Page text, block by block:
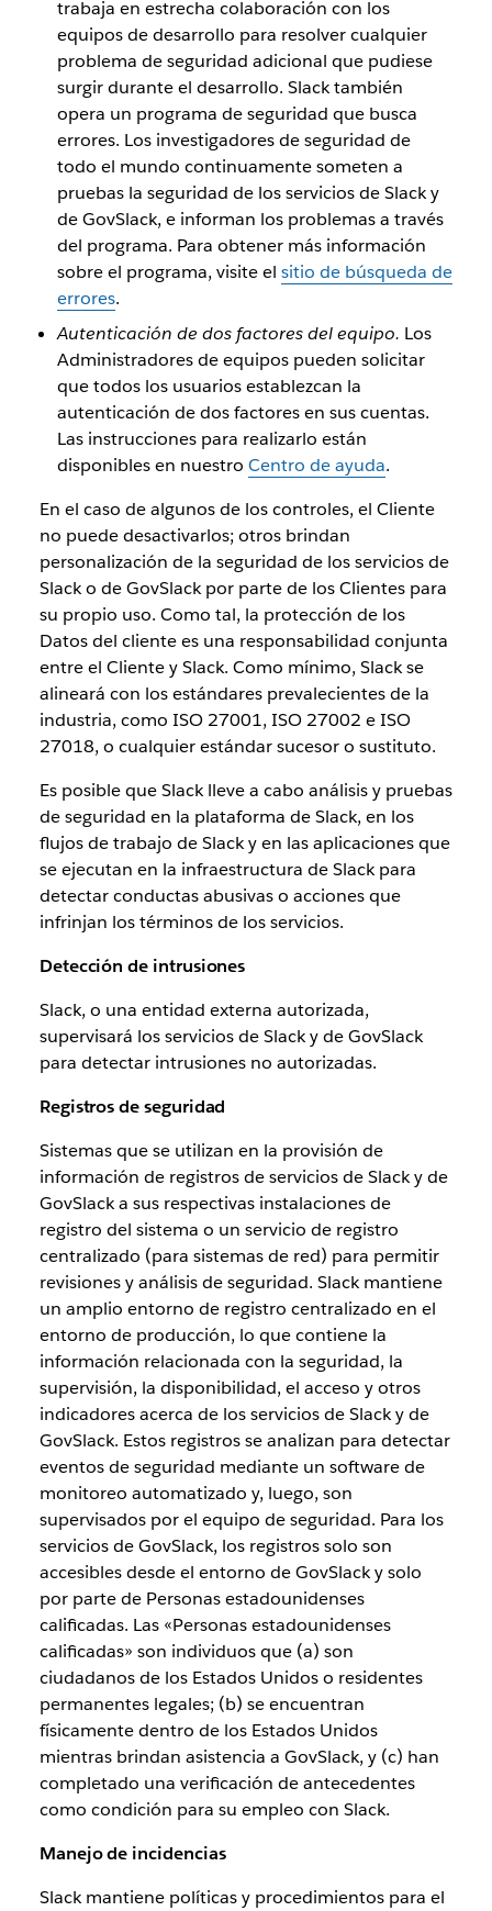
trabaja en estrecha colaboración con los
equipos de desarrollo para resolver cualquier
problema de seguridad adicional que pudiese
surgir durante el desarrollo. Slack también
opera un programa de seguridad que busca
errores. Los investigadores de seguridad de
todo el mundo continuamente someten a
pruebas la seguridad de los servicios de Slack y
de GovSlack, e informan los problemas a través
del programa. Para obtener más información
sobre el programa, visite el sitio de búsqueda de
errores.
Autenticación de dos factores del equipo. Los
Administradores de equipos pueden solicitar
que todos los usuarios establezcan la
autenticación de dos factores en sus cuentas.
Las instrucciones para realizarlo están
disponibles en nuestro Centro de ayuda.
En el caso de algunos de los controles, el Cliente
no puede desactivarlos; otros brindan
personalización de la seguridad de los servicios de
Slack o de GovSlack por parte de los Clientes para
su propio uso. Como tal, la protección de los
Datos del cliente es una responsabilidad conjunta
entre el Cliente y Slack. Como mínimo, Slack se
alineará con los estándares prevalecientes de la
industria, como ISO 27001, ISO 27002 e ISO
27018, o cualquier estándar sucesor o sustituto.
Es posible que Slack lleve a cabo análisis y pruebas
de seguridad en la plataforma de Slack, en los
flujos de trabajo de Slack y en las aplicaciones que
se ejecutan en la infraestructura de Slack para
detectar conductas abusivas o acciones que
infrinjan los términos de los servicios.
Detección de intrusiones
Slack, o una entidad externa autorizada,
supervisará los servicios de Slack y de GovSlack
para detectar intrusiones no autorizadas.
Registros de seguridad
Sistemas que se utilizan en la provisión de
información de registros de servicios de Slack y de
GovSlack a sus respectivas instalaciones de
registro del sistema o un servicio de registro
centralizado (para sistemas de red) para permitir
revisiones y análisis de seguridad. Slack mantiene
un amplio entorno de registro centralizado en el
entorno de producción, lo que contiene la
información relacionada con la seguridad, la
supervisión, la disponibilidad, el acceso y otros
indicadores acerca de los servicios de Slack y de
GovSlack. Estos registros se analizan para detectar
eventos de seguridad mediante un software de
monitoreo automatizado y, luego, son
supervisados por el equipo de seguridad. Para los
servicios de GovSlack, los registros solo son
accesibles desde el entorno de GovSlack y solo
por parte de Personas estadounidenses
calificadas. Las «Personas estadounidenses
calificadas» son individuos que (a) son
ciudadanos de los Estados Unidos o residentes
permanentes legales; (b) se encuentran
físicamente dentro de los Estados Unidos
mientras brindan asistencia a GovSlack, y (c) han
completado una verificación de antecedentes
como condición para su empleo con Slack.
Manejo de incidencias
Slack mantiene políticas y procedimientos para el